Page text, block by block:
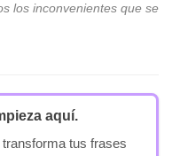
los inconvenientes que se
aquí.
tus frases